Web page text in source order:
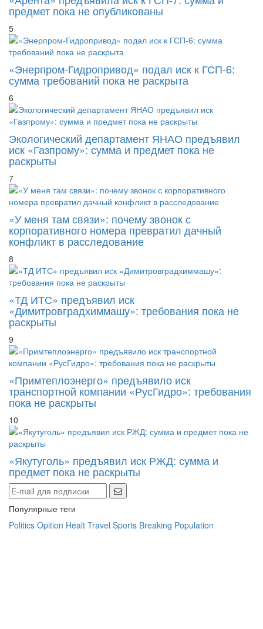
5
«Энерпром-Гидропривод» подал иск к ГСП-6:
сумма требований пока не раскрыта
6
Экологический департамент ЯНАО предъявил
иск «Газпрому»: сумма и предмет пока не
раскрыты
7
«У меня там связи»: почему звонок с
корпоративного номера превратил дачный
конфликт в расследование
8
«ТД ИТС» предъявил иск
«Димитровградхиммашу»: требования пока не
раскрыты
9
«Примтеплоэнерго» предъявило иск
транспортной компании «РусГидро»: требования
пока не раскрыты
10
«Якутуголь» предъявил иск РЖД: сумма и
предмет пока не раскрыты
Популярные теги
Politics Opition Healt Travel Sports